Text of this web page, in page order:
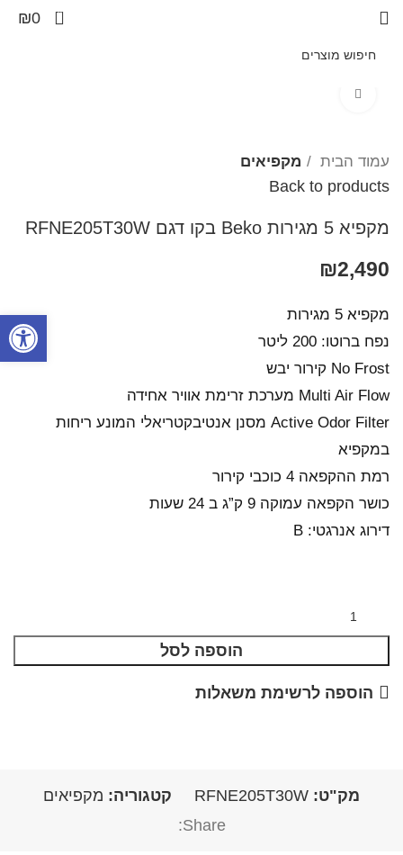
0
₪0
עמוד הבית מקפיאים
Back to products
מקפיא 5 מגירות Beko בקו ‏דגם RFNE205T30W
₪2,490
מקפיא 5 מגירות
נפח ברוטו: 200 ליטר
No Frost קירור יבש
Multi Air Flow מערכת זרימת אוויר אחידה
Active Odor Filter מסנן אנטיבקטריאלי המונע ריחות
במקפיא
רמת ההקפאה 4 כוכבי קירור
כושר הקפאה עמוקה 9 ק”ג ב 24 שעות
דירוג אנרגטי: B
הוספה לסל
הוספה לרשימת משאלות
מק"ט: RFNE205T30W קטגוריה: מקפיאים
Share:
פתח